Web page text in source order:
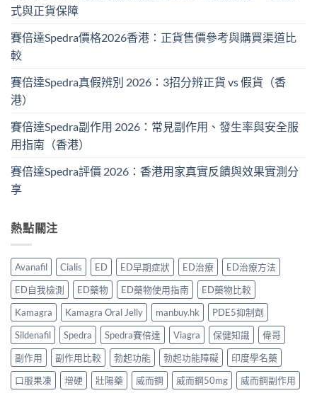
式與正貨保障
賽倍達Spedra價格2026香港：正貨售價參考與購買渠道比
較
賽倍達Spedra真假辨別 2026：3招分辨正貨 vs 假貨（香
港）
賽倍達Spedra副作用 2026：常見副作用、發生率與安全服
用指南（香港）
賽倍達Spedra評價 2026：香港用家真實反饋與效果實測分
享
熱點關注
Avanafil Cialis ED ED早期症狀 ED治療
ED治療方法
ED自我檢測
ED藥物 ED藥物使用指南
ED藥物比較
Kamagra
Kamagra Oral Jelly manbuy.hk
PDE5抑制劑
Sildenafil
Spedra Spedra賽倍達 Viagra 保健知識
偉哥
副作用
副作用比較 勃起功能 勃起功能障礙
印度學名藥
口服果凍
增硬 壯陽藥 威而鋼 威而鋼50mg 威而鋼副作用